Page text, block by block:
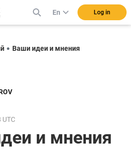
En Log in
Ваши идеи и мнения
UTC
и мнения